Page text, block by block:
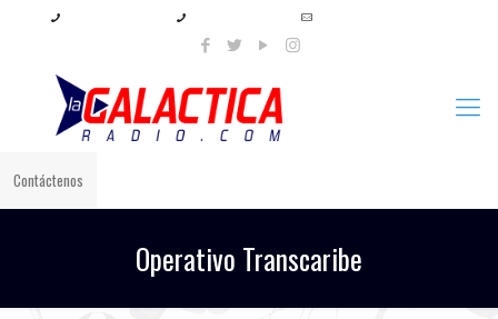
Contáctenos
Operativo Transcaribe